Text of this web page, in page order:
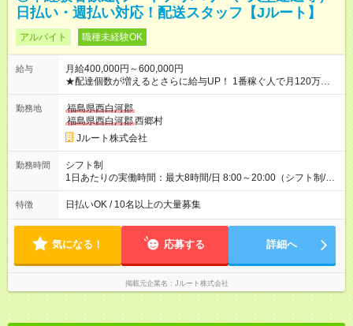
日払い・週払い対応！配送スタッフ【Jルート】
アルバイト 職種未経験OK
給与
月給400,000円～600,000円
★配達個数が増えるとさらに給与UP！ 1番稼ぐ人で月120万ほ
ど！ ・主要都市エリア 月収55万円／週5日稼働 月収65万~112
万円／週6日稼働 ・地方郊外エリア 月収40万円／週5日稼働 月
収40万円~50万円／週6日稼働 ＜モデルイメージ＞ ■月収50万
円 (27歳男性/江東区在住)※元建築関係 1日150個配達×25日勤務
(日休み) ■月収80万円(43歳男性/墨田区在住)※元営業 1日200個
勤務地
福島県西白河郡
福島県西白河郡西郷村
Jルート株式会社
勤務時間
シフト制
1日あたりの実働時間：最大8時間/日 8:00～20:00（シフト制/実
働8時間） ※週5日勤務（場所次第では週4も有り） ※配達状況に
よって時間外での勤務可能性有り ※案件により多少の前後あり
特徴 日払いOK / 10名以上の大量募集
気になる！ 応募する 詳細へ
掲載元企業名 Jルート株式会社